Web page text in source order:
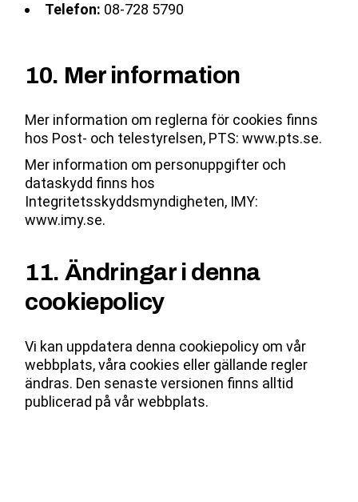
Telefon: 08-728 5790
10. Mer information
Mer information om reglerna för cookies finns
hos Post- och telestyrelsen, PTS:www.pts.se.
Mer information om personuppgifter och
dataskydd finns hos
Integritetsskyddsmyndigheten, IMY:
www.imy.se.
11. Ändringar i denna
cookiepolicy
Vi kan uppdatera denna cookiepolicy om vår
webbplats, våra cookies eller gällande regler
ändras. Den senaste versionen finns alltid
publicerad på vår webbplats.